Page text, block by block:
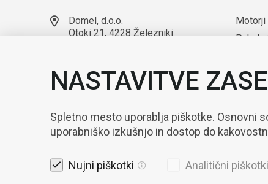
Domel, d.o.o.
Otoki 21, 4228 Železniki
sales@domel.com
Lokacije skladišč
Motorji
Puhala
NASTAVITVE
Spletno mesto uporablja piškotke. Osnovni
uporabniško izkušnjo in dostop do
Nujni piškotki Analitični piškotki